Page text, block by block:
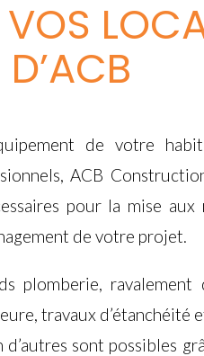
de votre
ACB
pour la mise aux
de votre projet.
plomberie, ravalement
travaux d’étanchéité
sont possibles